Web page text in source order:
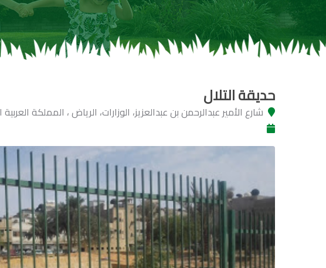
حديقة التلال
شارع الأمير عبدالرحمن بن عبدالعزيز، الوزارات، الرياض ، المملكة